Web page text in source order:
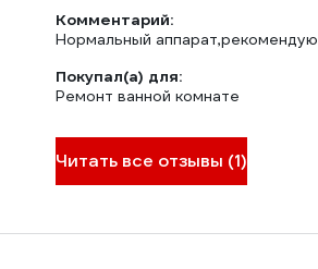
Комментарий:
Нормальный аппарат,рекомендую
Покупал(а) для:
Ремонт ванной комнате
Читать все отзывы (1)